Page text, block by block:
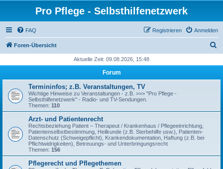
Pro Pflege - Selbsthilfenetzwerk
FAQ Anmelden
Registrieren
Foren-Übersicht
h
Aktuelle Zeit: 09.08.2026, 15:48
Forum
Termininfos; z.B. Veranstaltungen, TV
Wichtige Hinweise zu Veranstaltungen - z.B. >>> "Pro Pflege -
Selbsthilfenetzwerk" - Radio- und TV-Sendungen.
Themen: 110
Arzt- und Patientenrecht
Rechtsbeziehung Patient – Therapeut / Krankenhaus / Pflegeeinrichtung,
Patientenselbstbestimmung, Heilkunde (z.B. Sterbehilfe usw.), Patienten-
Datenschutz (Schweigepflicht), Krankendokumentation, Haftung (z.B. bei
Pflichtwidrigkeiten), Betreuungs- und Unterbringungsrecht
Themen: 156
Pflegerecht und Pflegethemen